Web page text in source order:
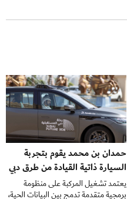
حمدان بن محمد يقوم بتجربة
السيارة ذاتية القيادة من طرق دبي
يعتمد تشغيل المركبة على منظومة
برمجية متقدمة تدمج بين البيانات الحية،